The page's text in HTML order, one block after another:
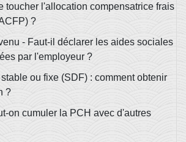
toucher l'allocation compensatrice frais
?
- Faut-il déclarer les aides sociales
par l'employeur ?
ou fixe (SDF) : comment obtenir
?
on cumuler la PCH avec d'autres